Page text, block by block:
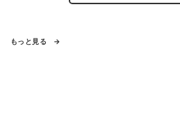
もっと見る